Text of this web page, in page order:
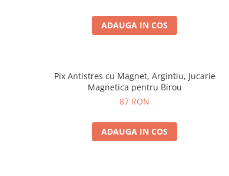
ADAUGA IN COS
Pix Antistres cu Magnet, Argintiu, Jucarie
Magnetica pentru Birou
87 RON
ADAUGA IN COS